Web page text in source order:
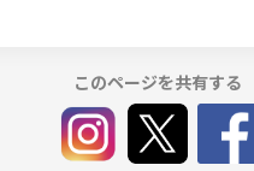
このページを共有する